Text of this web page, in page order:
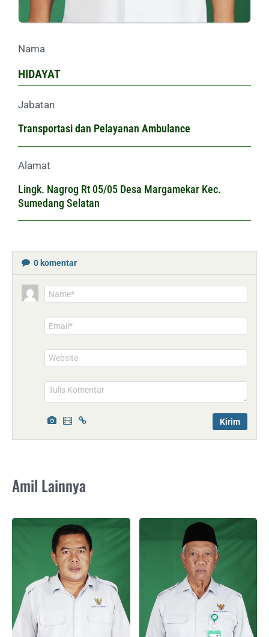
Nama
HIDAYAT
Jabatan
Transportasi dan Pelayanan Ambulance
Alamat
Lingk. Nagrog Rt 05/05 Desa Margamekar Kec.
Sumedang Selatan
0 komentar
Name*
Email*
Website
Amil Lainnya